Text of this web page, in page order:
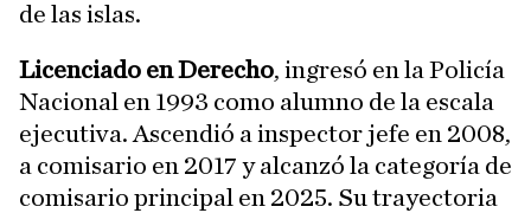
de las islas.
Licenciado en Derecho, ingresó en la Policía
Nacional en 1993 como alumno de la escala
ejecutiva. Ascendió a inspector jefe en 2008,
a comisario en 2017 y alcanzó la categoría de
comisario principal en 2025. Su trayectoria